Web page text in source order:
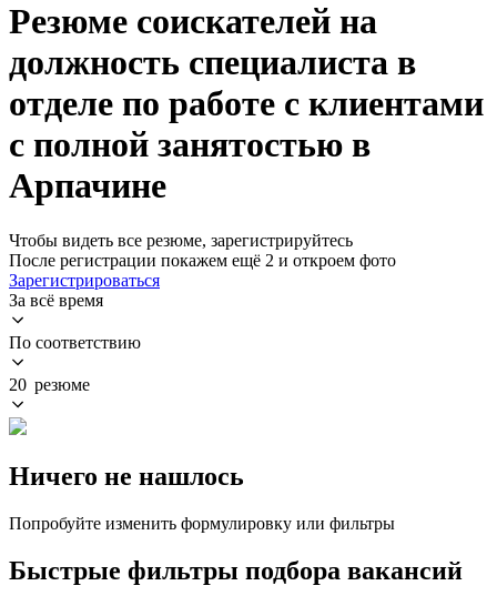
Резюме соискателей на
должность специалиста в
отделе по работе с клиентами
с полной занятостью в
Арпачине
Чтобы видеть все резюме, зарегистрируйтесь
После регистрации покажем ещё 2 и откроем фото
Зарегистрироваться
За всё время
По соответствию
20 резюме
Ничего не нашлось
Попробуйте изменить формулировку или фильтры
Быстрые фильтры подбора вакансий